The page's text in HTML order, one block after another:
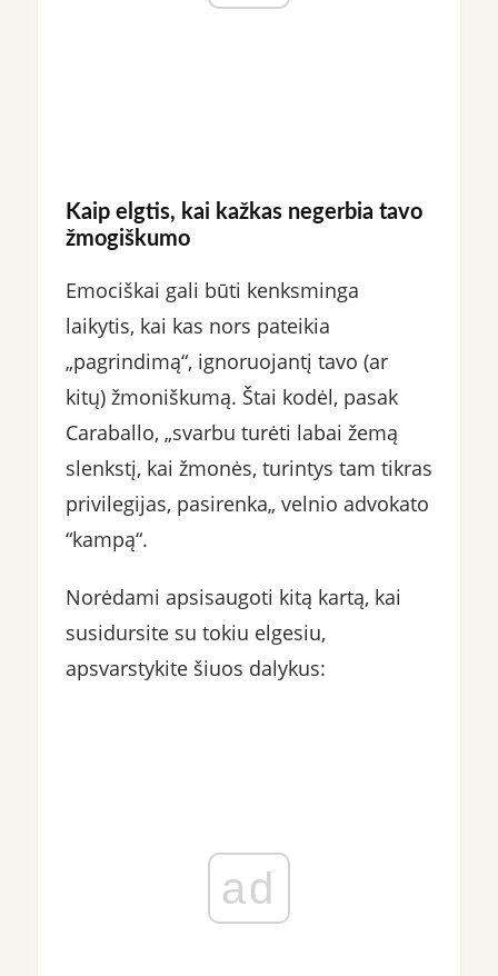
Kaip elgtis, kai kažkas negerbia tavo
žmogiškumo
Emociškai gali būti kenksminga
laikytis, kai kas nors pateikia
„pagrindimą“, ignoruojantį tavo (ar
kitų) žmoniškumą. Štai kodėl, pasak
Caraballo, „svarbu turėti labai žemą
slenkstį, kai žmonės, turintys tam tikras
privilegijas, pasirenka„ velnio advokato
“kampą“.
Norėdami apsisaugoti kitą kartą, kai
susidursite su tokiu elgesiu,
apsvarstykite šiuos dalykus:
ad